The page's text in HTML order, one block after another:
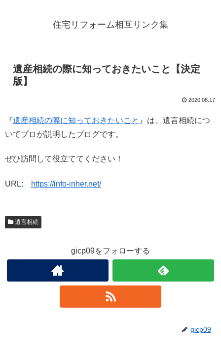
住宅リフォーム相互リンク集
遺産相続の際に知っておきたいこと【決定
版】
2020.08.17
『遺産相続の際に知っておきたいこと 』は、遺言相続につ
いてプロが説明したブログです。
ぜひ訪問して役立ててください！
URL: https://info-inher.net/
遺言相続
gicp09をフォローする
gicp09